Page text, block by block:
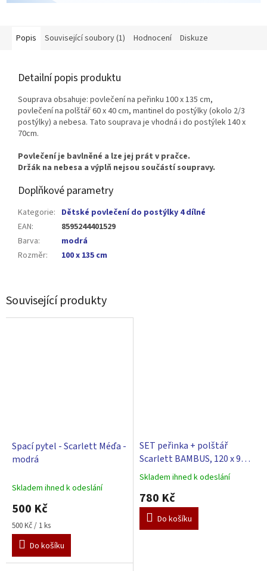
Související produkty
Spací pytel - Scarlett Méďa -
modrá
Skladem ihned k odeslání
500 Kč
Měrná
cena:
500 Kč / 1 ks
Do košíku
SET peřinka + polštář
Scarlett BAMBUS, 120 x 90
cm
Průměrné
hodnocení
produktu
5,0
Skladem ihned k odeslání
780 Kč
Do košíku
Popis Související soubory (1) Hodnocení Diskuze
Detailní popis produktu
Souprava obsahuje: povlečení na peřinku 100 x 135 cm,
povlečení na polštář 60 x 40 cm, mantinel do postýlky (okolo 2/3
postýlky) a nebesa. Tato souprava je vhodná i do postýlek 140 x
70cm.
Povlečení je bavlněné a lze jej prát v pračce.
Držák na nebesa a výplň nejsou součástí soupravy.
Doplňkové parametry
Kategorie: Dětské povlečení do postýlky 4 dílné
EAN:
8595244401529
Barva:
modrá
Rozměr: 100 x 135 cm